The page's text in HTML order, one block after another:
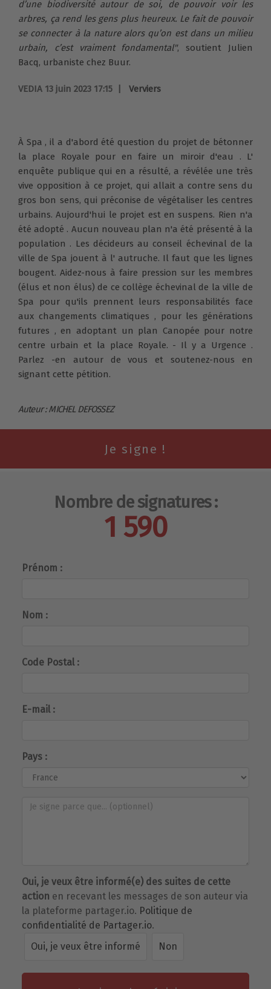
d’une biodiversité autour de soi, de pouvoir voir les
arbres, ça rend les gens plus heureux. Le fait de pouvoir
se connecter à la nature alors qu’on est dans un milieu
urbain, c’est vraiment fondamental", soutient Julien
Bacq, urbaniste chez Buur.
VEDIA 13 juin 2023 17:15 | Verviers
À Spa , il a d'abord été question du projet de bétonner
la place Royale pour en faire un miroir d'eau . L'
enquête publique qui en a résulté, a révélée une très
vive opposition à ce projet, qui allait a contre sens du
gros bon sens, qui préconise de végétaliser les centres
urbains. Aujourd'hui le projet est en suspens. Rien n'a
été adopté . Aucun nouveau plan n'a été présenté à la
population . Les décideurs au conseil échevinal de la
ville de Spa jouent à l' autruche. Il faut que les lignes
bougent. Aidez-nous à faire pression sur les membres
(élus et non élus) de ce collège échevinal de la ville de
Spa pour qu'ils prennent leurs responsabilités face
aux changements climatiques , pour les générations
futures , en adoptant un plan Canopée pour notre
centre urbain et la place Royale. - Il y a Urgence .
Parlez -en autour de vous et soutenez-nous en
signant cette pétition.
Auteur : MICHEL DEFOSSEZ
Nombre de signatures :
1 590
Prénom :
Nom :
Code Postal :
E-mail :
Pays :
Oui, je veux être informé(e) des suites de cette
action en recevant les messages de son auteur via
la plateforme partager.io. Politique de
confidentialité de Partager.io.
Oui, je veux être informé
Non